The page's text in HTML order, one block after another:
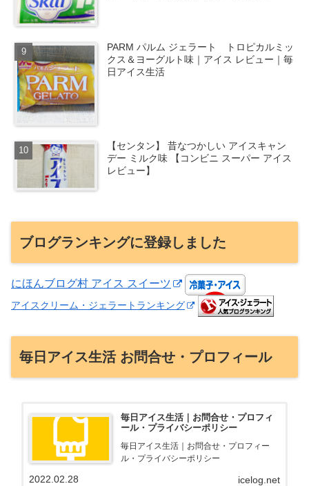
PARM パルム ジェラート トロピカルミッ
クス＆ヨーグルト味｜アイス レビュー｜毎
日アイス生活
【センタン】 昔なつかしい アイスキャン
デー ミルク味 【コンビニ スーパー アイス
レビュー】
ブログランキングに登録しました
にほんブログ村 アイス スイーツ
アイスクリーム・ジェラートランキング
毎日アイス生活 お問合せ・プロフィール
毎日アイス生活｜お問合せ・プロフィ
ール・プライバシーポリシー
毎日アイス生活｜お問合せ・プロフィー
ル・プライバシーポリシー
icelog.net
2022.02.28